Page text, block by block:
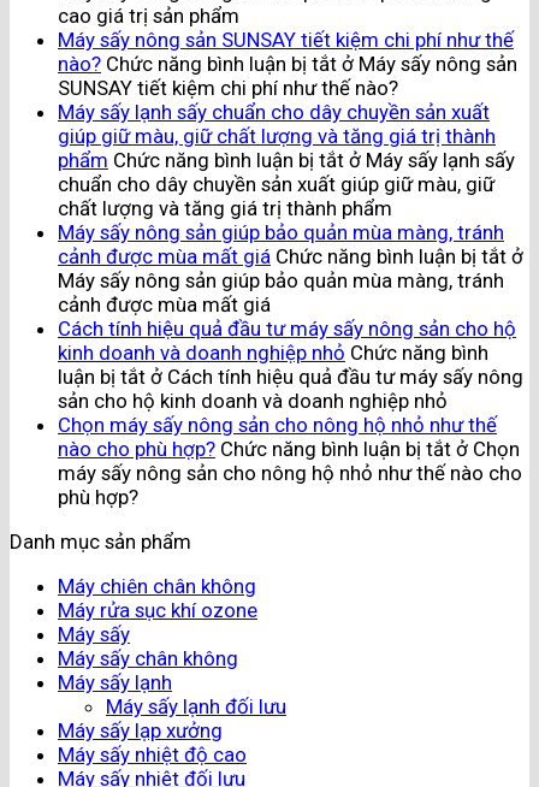
cao giá trị sản phẩm
Máy sấy nông sản SUNSAY tiết kiệm chi phí như thế
nào? Chức năng bình luận bị tắt ở Máy sấy nông sản
SUNSAY tiết kiệm chi phí như thế nào?
Máy sấy lạnh sấy chuẩn cho dây chuyền sản xuất
giúp giữ màu, giữ chất lượng và tăng giá trị thành
phẩm Chức năng bình luận bị tắt ở Máy sấy lạnh sấy
chuẩn cho dây chuyền sản xuất giúp giữ màu, giữ
chất lượng và tăng giá trị thành phẩm
Máy sấy nông sản giúp bảo quản mùa màng, tránh
cảnh được mùa mất giá Chức năng bình luận bị tắt ở
Máy sấy nông sản giúp bảo quản mùa màng, tránh
cảnh được mùa mất giá
Cách tính hiệu quả đầu tư máy sấy nông sản cho hộ
kinh doanh và doanh nghiệp nhỏ Chức năng bình
luận bị tắt ở Cách tính hiệu quả đầu tư máy sấy nông
sản cho hộ kinh doanh và doanh nghiệp nhỏ
Chọn máy sấy nông sản cho nông hộ nhỏ như thế
nào cho phù hợp? Chức năng bình luận bị tắt ở Chọn
máy sấy nông sản cho nông hộ nhỏ như thế nào cho
phù hợp?
Danh mục sản phẩm
Máy chiên chân không
Máy rửa sục khí ozone
Máy sấy
Máy sấy chân không
Máy sấy lạnh
Máy sấy lạnh đối lưu
Máy sấy lạp xưởng
Máy sấy nhiệt độ cao
Máy sấy nhiệt đối lưu